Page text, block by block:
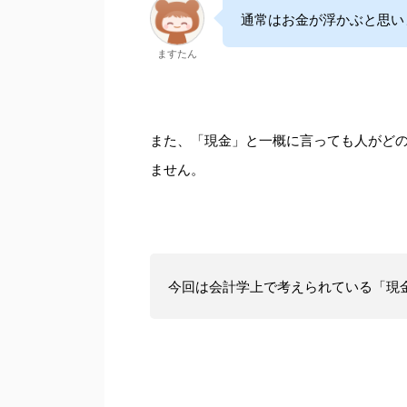
ますたん
通常はお金が浮かぶと思
また、「現金」と一概に言っても人がど
ません。
今回は会計学上で考えられている「